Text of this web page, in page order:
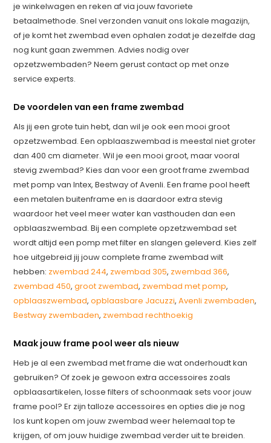
je winkelwagen en reken af via jouw favoriete
betaalmethode. Snel verzonden vanuit ons lokale magazijn,
of je komt het zwembad even ophalen zodat je dezelfde dag
nog kunt gaan zwemmen. Advies nodig over
opzetzwembaden? Neem gerust contact op met onze
service experts.
De voordelen van een frame zwembad
Als jij een grote tuin hebt, dan wil je ook een mooi groot
opzetzwembad. Een opblaaszwembad is meestal niet groter
dan 400 cm diameter. Wil je een mooi groot, maar vooral
stevig zwembad? Kies dan voor een groot frame zwembad
met pomp van Intex, Bestway of Avenli. Een frame pool heeft
een metalen buitenframe en is daardoor extra stevig
waardoor het veel meer water kan vasthouden dan een
opblaaszwembad. Bij een complete opzetzwembad set
wordt altijd een pomp met filter en slangen geleverd. Kies zelf
hoe uitgebreid jij jouw complete frame zwembad wilt
hebben: zwembad 244, zwembad 305, zwembad 366,
zwembad 450,groot zwembad, zwembad met pomp,
opblaaszwembad,opblaasbare Jacuzzi,Avenli zwembaden,
Bestway zwembaden, zwembad rechthoekig
Maak jouw frame pool weer als nieuw
Heb je al een zwembad met frame die wat onderhoudt kan
gebruiken? Of zoek je gewoon extra accessoires zoals
opblaasartikelen, losse filters of schoonmaak sets voor jouw
frame pool? Er zijn talloze accessoires en opties die je nog
los kunt kopen om jouw zwembad weer helemaal top te
krijgen, of om jouw huidige zwembad verder uit te breiden.